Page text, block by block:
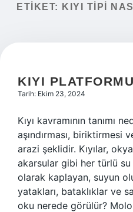
Yasal Uyarı
ETIKET: KIYI TIPI
KIYI
Tarih: Ekim 23, 2024
Kıyı kavramının tanımı
aşındırması, biriktirmesi
arazi şeklidir. Kıyılar,
akarsular gibi her türlü
olarak kaplayan, suyun
yatakları, bataklıklar ve
oku nerede görülür?